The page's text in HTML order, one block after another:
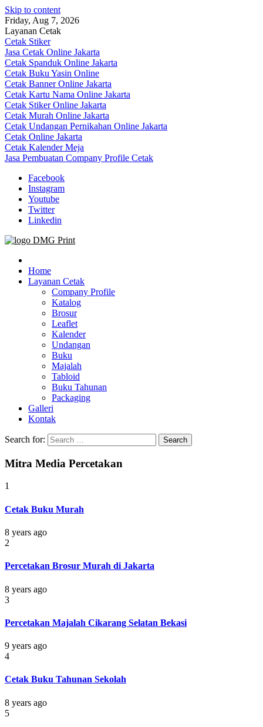
Skip to content
Friday, Aug 7, 2026
Layanan Cetak
Cetak Stiker
Jasa Cetak Online Jakarta
Cetak Spanduk Online Jakarta
Cetak Buku Yasin Online
Cetak Banner Online Jakarta
Cetak Kartu Nama Online Jakarta
Cetak Stiker Online Jakarta
Cetak Murah Online Jakarta
Cetak Undangan Pernikahan Online Jakarta
Cetak Online Jakarta
Cetak Kalender Meja
Jasa Pembuatan Company Profile Cetak
Facebook
Instagram
Youtube
Twitter
Linkedin
Jasa Cetak Online DMG Printing
Home
Layanan Cetak
Company Profile
Katalog
Brosur
Leaflet
Kalender
Undangan
Buku
Majalah
Tabloid
Buku Tahunan
Packaging
Galleri
Kontak
Search for:
Mitra Media Percetakan
1
Cetak Buku Murah
8 years ago
2
Percetakan Brosur Murah di Jakarta
8 years ago
3
Percetakan Majalah Cikarang Selatan Bekasi
9 years ago
4
Cetak Buku Tahunan Sekolah
8 years ago
5